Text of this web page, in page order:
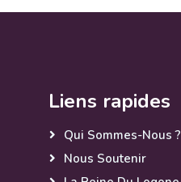
Liens rapides
Qui Sommes-Nous ?
Nous Soutenir